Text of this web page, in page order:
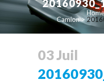
Home
Camion>
03 Juil